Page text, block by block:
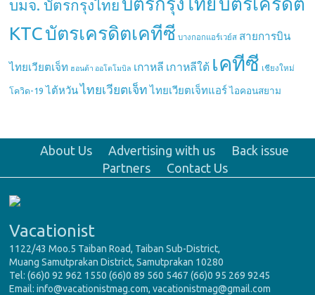
บมจ. บัตรกรุงไทย
KTCบัตรเครดิตเคทีซี บางกอกแอร์เวย์ส สายการบิน
ไทยเวียตเจ็ท ฮอนด้า ออโตโมบิล เกาหลี เกาหลีใต้ เคทีซี เชียงใหม่
โควิด-19 ไต้หวัน ไทยเวียตเจ็ท ไทยเวียตเจ็ทแอร์ ไอคอนสยาม
About Us Advertising with us
Back issue
Partners
Contact Us
Vacationist
1122/43 Moo.5 Taiban Road, Taiban Sub-District,
Muang Samutprakan District, Samutprakan 10280
Tel: (66)0 92 962 1550 (66)0 89 560 5467 (66)0 95 269 9245
Email: info@vacationistmag.com, vacationistmag@gmail.com